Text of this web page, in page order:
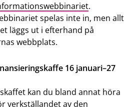
.
spelas inte in, men allt
läggs ut i efterhand på
webbplats.
16 januari–27
kan du bland annat höra
verkställandet av den